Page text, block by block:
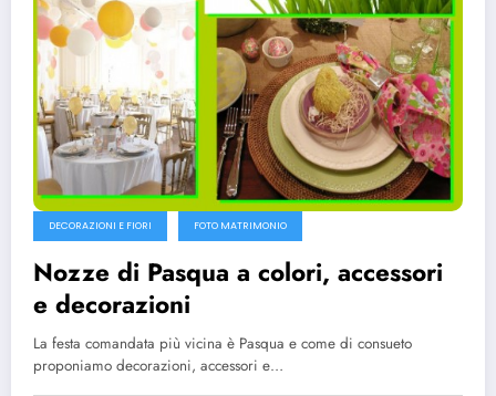
DECORAZIONI E FIORI FOTO MATRIMONIO
Nozze di Pasqua a colori, accessori
e decorazioni
La festa comandata più vicina è Pasqua e come di consueto
proponiamo decorazioni, accessori e…